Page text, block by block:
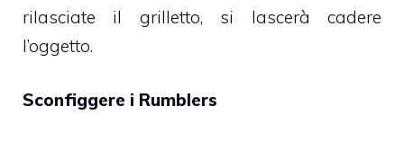
rilasciate il grilletto, si lascerà cadere
l’oggetto.
Sconfiggere i Rumblers